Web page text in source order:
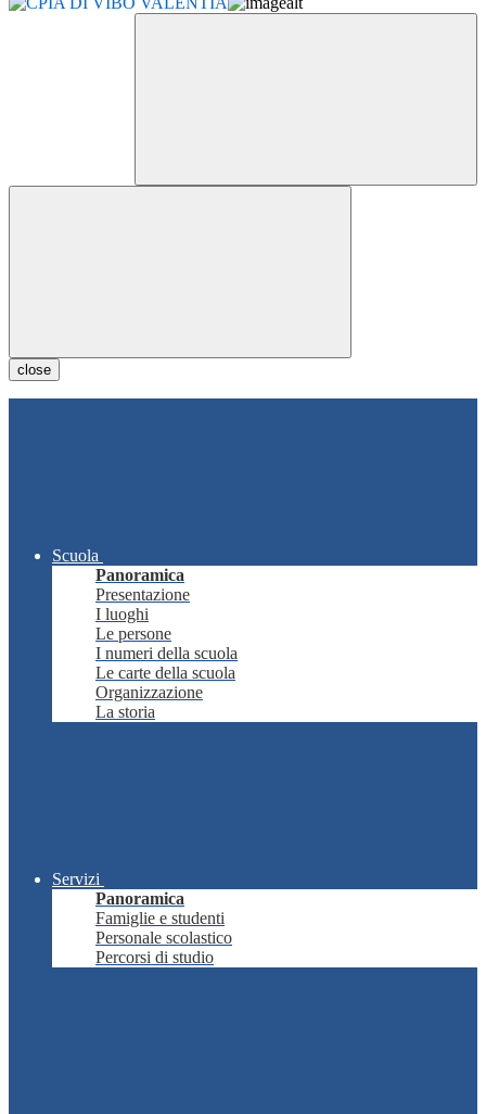
close
Scuola
Panoramica
Presentazione
I luoghi
Le persone
I numeri della scuola
Le carte della scuola
Organizzazione
La storia
Servizi
Panoramica
Famiglie e studenti
Personale scolastico
Percorsi di studio